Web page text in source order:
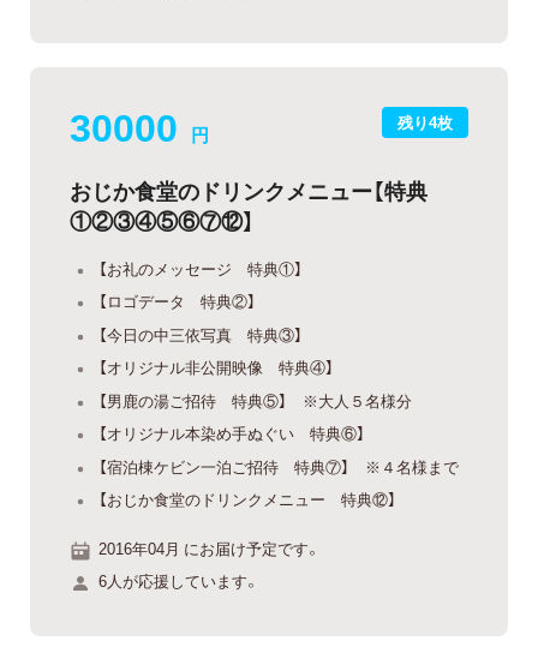
残り4枚
30000 円
おじか食堂のドリンクメニュー【特典
①②③④⑤⑥⑦⑫】
【お礼のメッセージ 特典①】
【ロゴデータ 特典②】
【今日の中三依写真 特典③】
【オリジナル非公開映像 特典④】
【男鹿の湯ご招待 特典⑤】 ※大人５名様分
【オリジナル本染め手ぬぐい 特典⑥】
【宿泊棟ケビン一泊ご招待 特典⑦】 ※４名様まで
【おじか食堂のドリンクメニュー 特典⑫】
2016年04月 にお届け予定です。
6人が応援しています。